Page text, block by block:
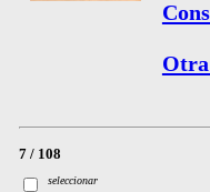
7 / 108
seleccionar